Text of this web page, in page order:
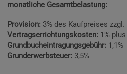
monatliche Gesamtbelastung:
Provision: 3% des Kaufpreises zzgl.
Vertragserrichtungskosten: 1%
Grundbucheintragungsgebühr: 1,1%
Grunderwerbsteuer: 3,5%